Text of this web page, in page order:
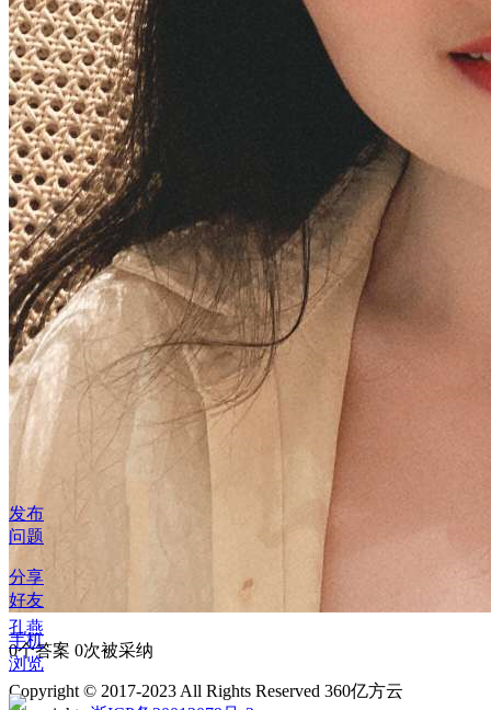
孔燕
0个答案 0次被采纳
Copyright © 2017-2023 All Rights Reserved 360亿方云
发布
问题
分享
好友
手机
浏览